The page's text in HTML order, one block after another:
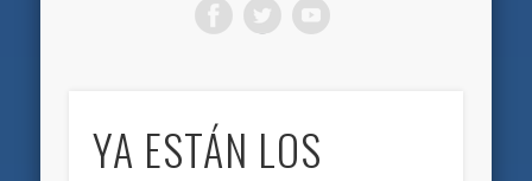
YA ESTÁN LOS